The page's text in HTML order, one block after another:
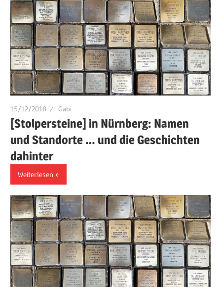
15/12/2018 Gabi
[Stolpersteine] in Nürnberg: Namen
und Standorte … und die Geschichten
dahinter
Weiterlesen